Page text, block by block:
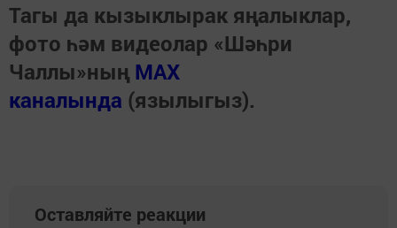
Тагы да кызыклырак яңалыклар,
фото һәм видеолар «Шәһри
Чаллы»ның MAX
каналында (язылыгыз).
Оставляйте реакции